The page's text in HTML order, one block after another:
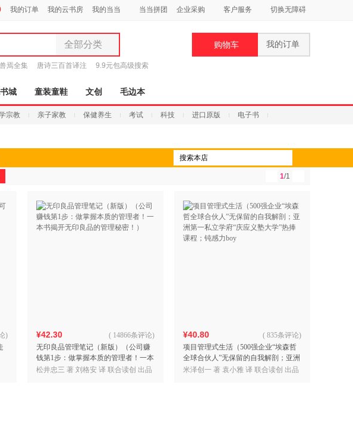
我的订单 我的云书房 我的当当 当当拼团 企业采购 客户服务 切换无障碍
全部分类
全部分类
图书
电子书
音像
时尚美妆
童装童鞋
家居日用
手机通讯
数码影音
焉全集 唐诗三百首译注
9.9元包高级搜索
购物车 我的订单
城 童装童鞋 文创 毛边本
宗教 亲子家教 保健养生 考试 科技 进口原版 电子书
1/1
) ¥42.30
无印良品管理笔记（新版）（公司赚
钱第1步：做掌握本质的管理者！一本
书揭开无印良品的管理秘密！）
( 14866条评论)
松井忠三 著 刘格安 译 联合读创 出品
¥40.80
项目管理式生活（500强企业“埃森哲
全球合伙人”无保留的自我解剖；亚洲
第一私立学府“庆应义塾大学”热捧课
( 835条评论)
米泽创一 著 袁小雅 译 联合读创 出品